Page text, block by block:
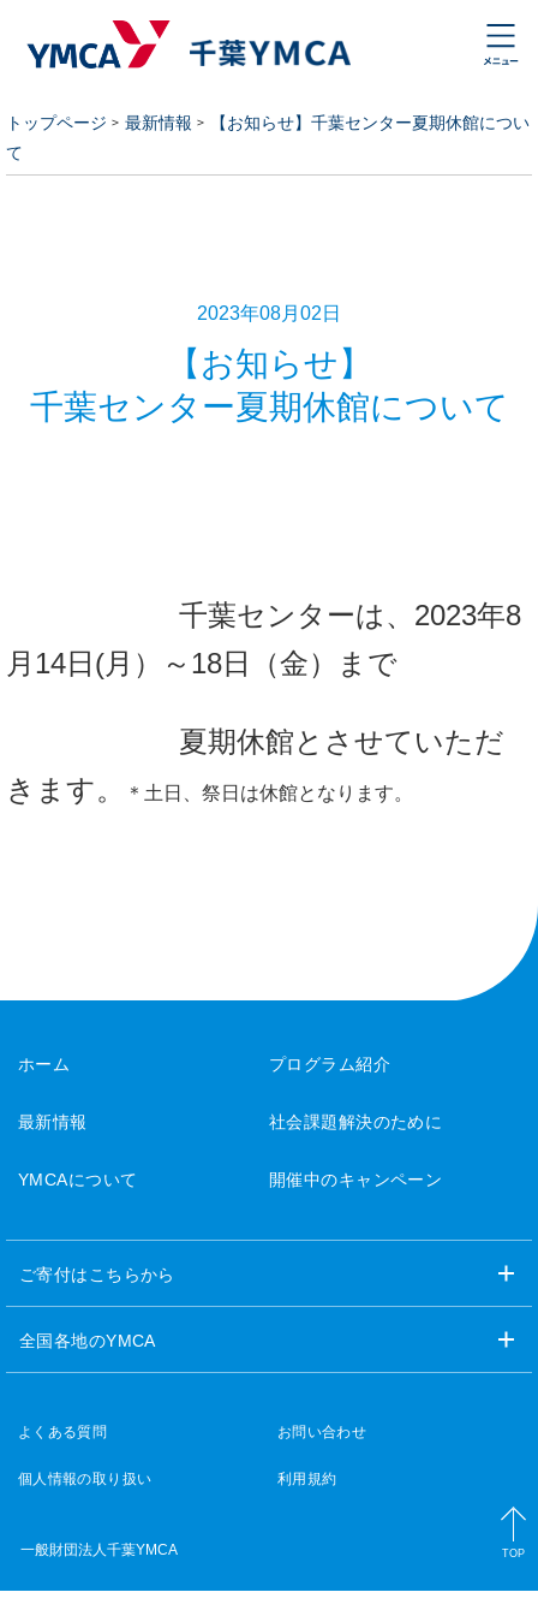
トップページ 最新情報
【お知らせ】千葉センター夏期休館につい
て
2023年08月02日
【お知らせ】
千葉センター夏期休館について
千葉センターは、2023年8
月14日(月）～18日（金）まで
夏期休館とさせていただ
きます。
＊土日、祭日は休館となります。
ホーム
最新情報
YMCAについて
プログラム紹介
社会課題解決のために
開催中のキャンペーン
ご寄付はこちらから
全国各地のYMCA
よくある質問 お問い合わせ
個人情報の取り扱い 利用規約
一般財団法人千葉YMCA TOP